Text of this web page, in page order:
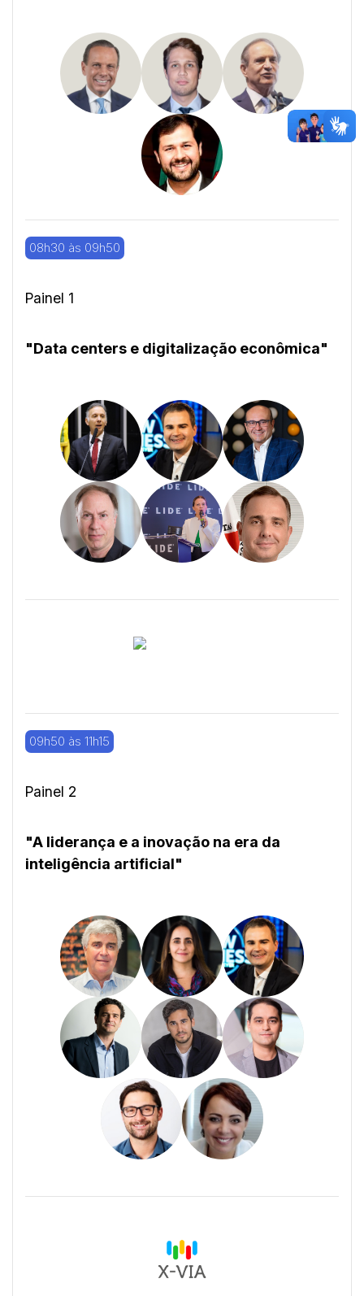
08h30 às 09h50
Painel 1
"Data centers e digitalização econômica"
09h50 às 11h15
Painel 2
"A liderança e a inovação na era da
inteligência artificial"